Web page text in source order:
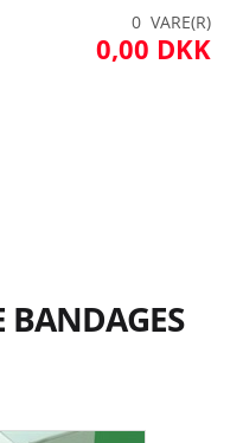
0 VARE(R)
0,00 DKK
BANDAGES